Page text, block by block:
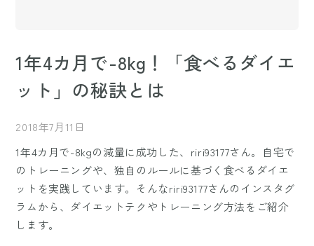
1年4カ月で-8kg！「食べるダイエ
ット」の秘訣とは
2018年7月11日
1年4カ月で-8kgの減量に成功した、riri93177さん。自宅で
のトレーニングや、独自のルールに基づく食べるダイエ
ットを実践しています。そんなriri93177さんのインスタグ
ラムから、ダイエットテクやトレーニング方法をご紹介
します。